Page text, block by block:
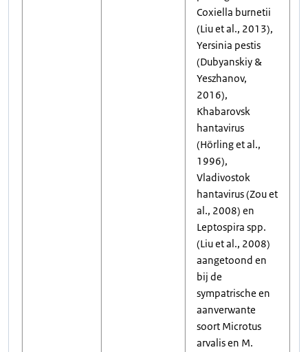
Coxiella burnetii
(Liu et al., 2013),
Yersinia pestis
(Dubyanskiy &
Yeszhanov,
2016),
Khabarovsk
hantavirus
(Hörling et al.,
1996),
Vladivostok
hantavirus (Zou et
al., 2008) en
Leptospira spp.
(Liu et al., 2008)
aangetoond en
bij de
sympatrische en
aanverwante
soort Microtus
arvalis en M.